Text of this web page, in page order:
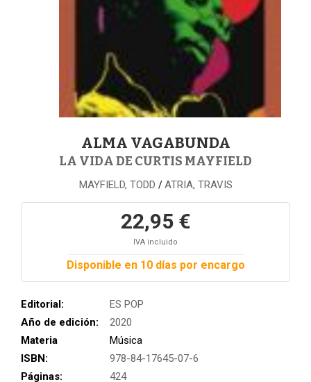
ALMA VAGABUNDA
LA VIDA DE CURTIS MAYFIELD
MAYFIELD, TODD /ATRIA, TRAVIS
22,95 €
IVA incluido
Disponible en 10 días por encargo
Editorial:
ES POP
Año de edición:
2020
Materia
Música
ISBN:
978-84-17645-07-6
Páginas:
424